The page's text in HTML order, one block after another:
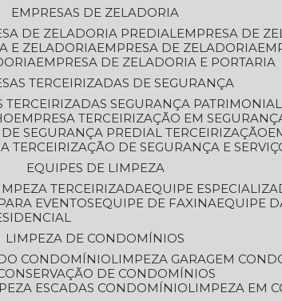
EMPRESAS DE ZELADORIA
DE ZELADORIA PREDIAL
EMPRESA DE
E ZELADORIA EMPRESA DE ZELADORIA
EMPRESA DE ZELADORIA E PORTARIA
TERCEIRIZADAS DE SEGURANÇA
TERCEIRIZADAS SEGURANÇA PATRIMONIAL
EMPRESA TERCEIRIZAÇÃO EM
DE SEGURANÇA PREDIAL TERCEIRIZAÇÃO
TERCEIRIZAÇÃO DE SEGURANÇA E
EQUIPES DE LIMPEZA
TERCEIRIZADA EQUIPE
EVENTOS EQUIPE DE FAXINA EQUIPE
LIMPEZA DE CONDOMÍNIOS
CONDOMÍNIO LIMPEZA GARAGEM
DE CONDOMÍNIOS
ESCADAS CONDOMÍNIO
LIMPEZA EM